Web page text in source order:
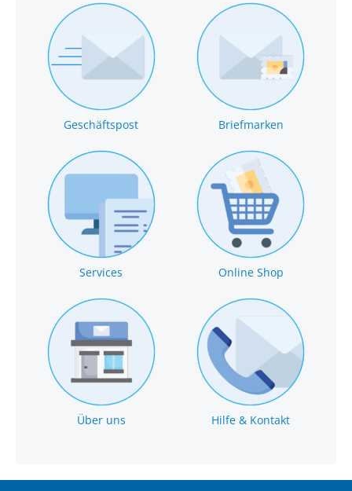
Geschäftspost Briefmarken
Services Online Shop
Über uns Hilfe & Kontakt